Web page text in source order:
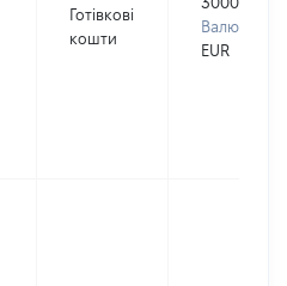
Готівкові
кошти
Валюта:
EUR